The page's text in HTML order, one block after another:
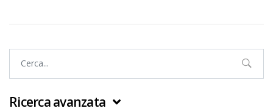
Ricerca avanzata